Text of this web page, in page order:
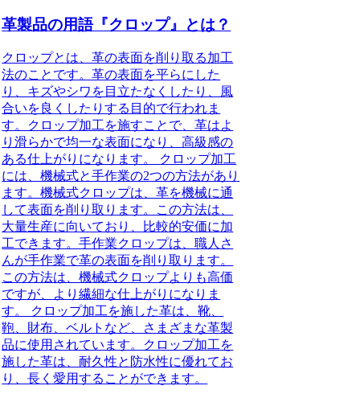
革製品の用語『クロップ』とは？
クロップとは、革の表面を削り取る加工
法のことです。革の表面を平らにした
り、キズやシワを目立たなくしたり、風
合いを良くしたりする目的で行われま
す。クロップ加工を施すことで、革はよ
り滑らかで均一な表面になり、高級感の
ある仕上がりになります。 クロップ加工
には、機械式と手作業の2つの方法があり
ます。機械式クロップは、革を機械に通
して表面を削り取ります。この方法は、
大量生産に向いており、比較的安価に加
工できます。手作業クロップは、職人さ
んが手作業で革の表面を削り取ります。
この方法は、機械式クロップよりも高価
ですが、より繊細な仕上がりになりま
す。 クロップ加工を施した革は、靴、
鞄、財布、ベルトなど、さまざまな革製
品に使用されています。クロップ加工を
施した革は、耐久性と防水性に優れてお
り、長く愛用することができます。